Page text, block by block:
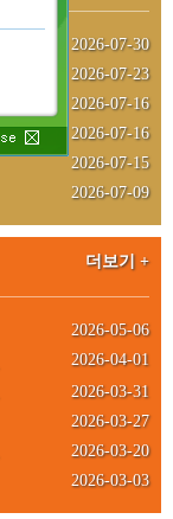
2026-07-30
2026-07-23
2026-07-16
2026-07-16
2026-07-15
2026-07-09
2026-05-06
2026-04-01
2026-03-31
2026-03-27
2026-03-20
2026-03-03
더보기 +